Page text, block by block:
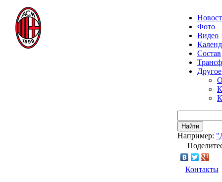
Фото
Видео
Состав
Другое
Найти
Например:
Контакты